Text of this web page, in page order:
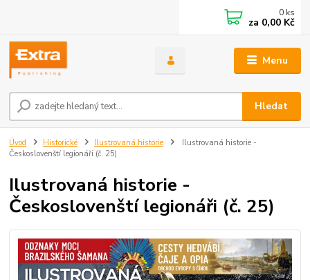
Menu
Hledat
0 ks
za 0,00 Kč
Úvod Historické Ilustrovaná historie
Ilustrovaná historie -
Českoslovenští legionáři (č. 25)
Ilustrovaná historie -
Českoslovenští legionáři (č. 25)